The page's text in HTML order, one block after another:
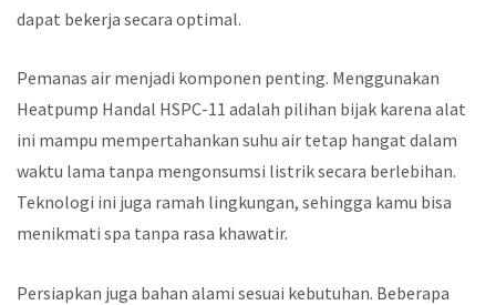
dapat bekerja secara optimal.
Pemanas air menjadi komponen penting. Menggunakan
Heatpump Handal HSPC-11 adalah pilihan bijak karena alat
ini mampu mempertahankan suhu air tetap hangat dalam
waktu lama tanpa mengonsumsi listrik secara berlebihan.
Teknologi ini juga ramah lingkungan, sehingga kamu bisa
menikmati spa tanpa rasa khawatir.
Persiapkan juga bahan alami sesuai kebutuhan. Beberapa